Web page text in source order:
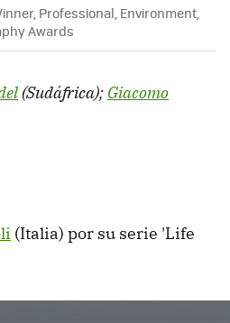
Professional, Environment,
Awards
(Sudáfrica); Giacomo
(Italia) por su serie 'Life